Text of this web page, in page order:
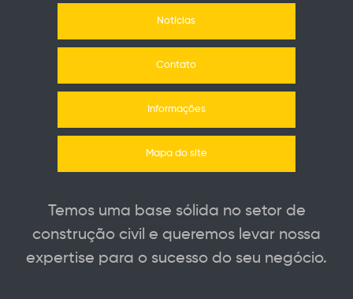
Notícias
Contato
Informações
Mapa do site
Temos uma base sólida no setor de
construção civil e queremos levar nossa
expertise para o sucesso do seu negócio.